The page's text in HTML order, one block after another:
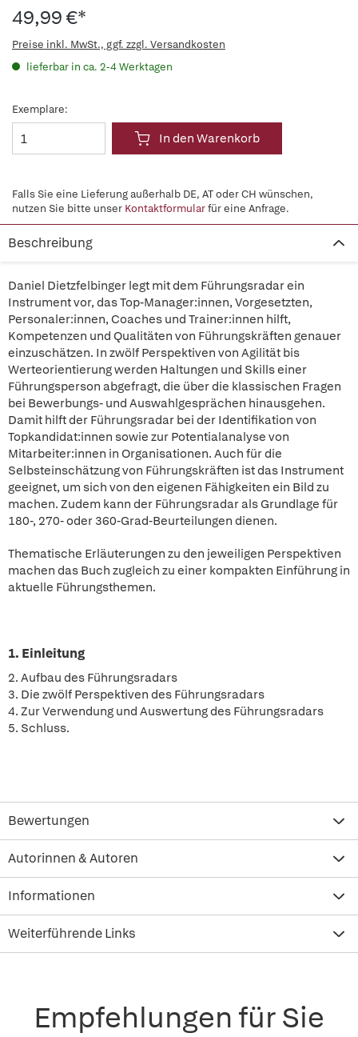
49,99 €*
Preise inkl. MwSt., ggf. zzgl. Versandkosten
lieferbar in ca. 2-4 Werktagen
Exemplare:
In den Warenkorb
Falls Sie eine Lieferung außerhalb DE, AT oder CH wünschen,
nutzen Sie bitte unser Kontaktformularfür eine Anfrage.
Beschreibung
Daniel Dietzfelbinger legt mit dem Führungsradar ein
Instrument vor, das Top-Manager:innen, Vorgesetzten,
Personaler:innen, Coaches und Trainer:innen hilft,
Kompetenzen und Qualitäten von Führungskräften genauer
einzuschätzen. In zwölf Perspektiven von Agilität bis
Werteorientierung werden Haltungen und Skills einer
Führungsperson abgefragt, die über die klassischen Fragen
bei Bewerbungs- und Auswahlgesprächen hinausgehen.
Damit hilft der Führungsradar bei der Identifikation von
Topkandidat:innen sowie zur Potentialanalyse von
Mitarbeiter:innen in Organisationen. Auch für die
Selbsteinschätzung von Führungskräften ist das Instrument
geeignet, um sich von den eigenen Fähigkeiten ein Bild zu
machen. Zudem kann der Führungsradar als Grundlage für
180-, 270- oder 360-Grad-Beurteilungen dienen.
Thematische Erläuterungen zu den jeweiligen Perspektiven
machen das Buch zugleich zu einer kompakten Einführung in
aktuelle Führungsthemen.
1. Einleitung
2. Aufbau des Führungsradars
3. Die zwölf Perspektiven des Führungsradars
4. Zur Verwendung und Auswertung des Führungsradars
5. Schluss.
Bewertungen
Autorinnen & Autoren
Informationen
Weiterführende Links
Empfehlungen für Sie